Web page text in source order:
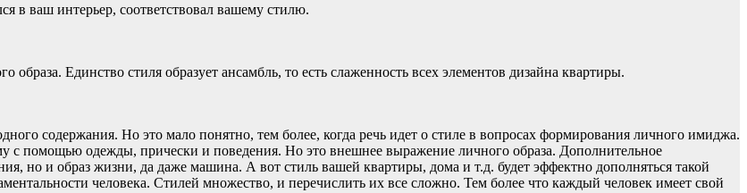
в ваш интерьер, соответствовал вашему стилю.
Единство стиля образует ансамбль, то есть слаженность всех элементов дизайна квартиры.
содержания. Но это мало понятно, тем более, когда речь идет о стиле в вопросах формирования личного имиджа.
с помощью одежды, прически и поведения. Но это внешнее выражение личного образа. Дополнительное
но и образ жизни, да даже машина. А вот стиль вашей квартиры, дома и т.д. будет эффектно дополняться такой
человека. Стилей множество, и перечислить их все сложно. Тем более что каждый человек имеет свой